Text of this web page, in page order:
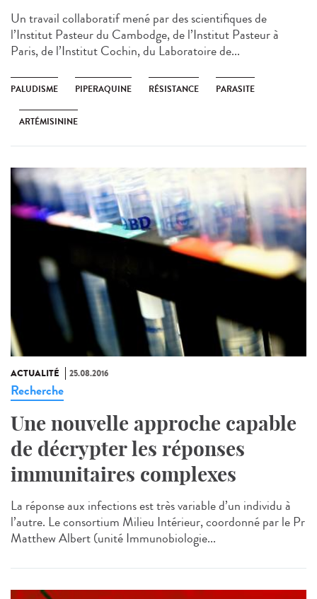
Un travail collaboratif mené par des scientifiques de
l’Institut Pasteur du Cambodge, de l’Institut Pasteur à
Paris, de l’Institut Cochin, du Laboratoire de...
PALUDISME PIPERAQUINE RÉSISTANCE PARASITE
ARTÉMISININE
ACTUALITÉ 25.08.2016
Recherche
Une nouvelle approche capable
de décrypter les réponses
immunitaires complexes
La réponse aux infections est très variable d’un individu à
l’autre. Le consortium Milieu Intérieur, coordonné par le Pr
Matthew Albert (unité Immunobiologie...